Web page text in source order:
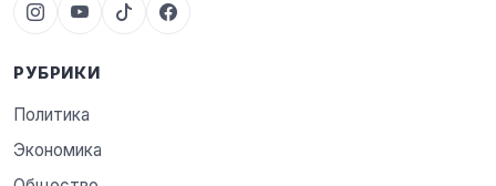
РУБРИКИ
Политика
Экономика